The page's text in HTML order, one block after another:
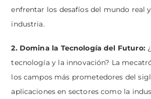
enfrentar los desafíos del mundo real
industria.
2. Domina la Tecnología del Futuro:
tecnología y la innovación? La
los campos más prometedores del
aplicaciones en sectores como la